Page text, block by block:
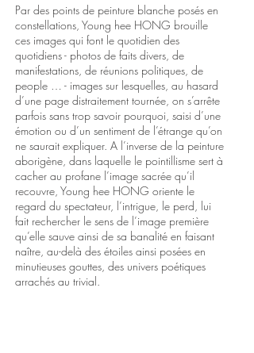
Par des points de peinture blanche posés en
constellations, Young hee HONG brouille
ces images qui font le quotidien des
quotidiens - photos de faits divers, de
manifestations, de réunions politiques, de
people … - images sur lesquelles, au hasard
d’une page distraitement tournée, on s’arrête
parfois sans trop savoir pourquoi, saisi d’une
émotion ou d’un sentiment de l’étrange qu’on
ne saurait expliquer. A l’inverse de la peinture
aborigène, dans laquelle le pointillisme sert à
cacher au profane l’image sacrée qu’il
recouvre, Young hee HONG oriente le
regard du spectateur, l’intrigue, le perd, lui
fait rechercher le sens de l’image première
qu’elle sauve ainsi de sa banalité en faisant
naître, au-delà des étoiles ainsi posées en
minutieuses gouttes, des univers poétiques
arrachés au trivial.